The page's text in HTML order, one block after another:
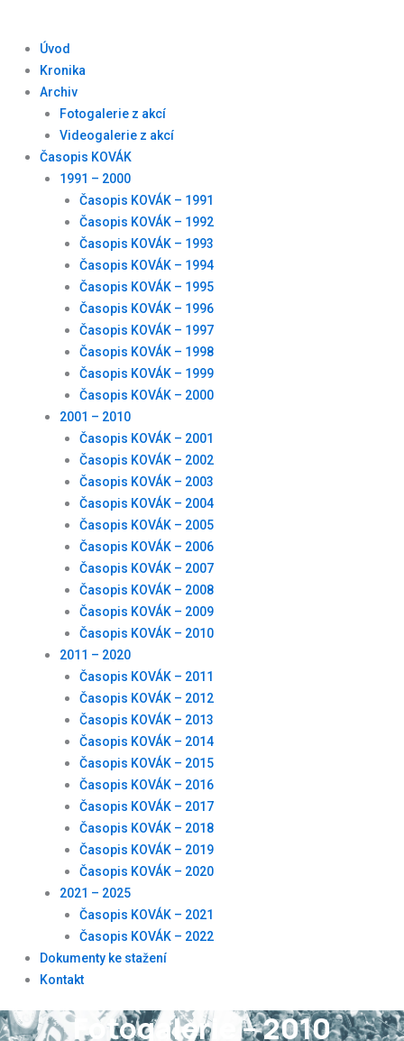
Úvod
Kronika
Archiv
Fotogalerie z akcí
Videogalerie z akcí
Časopis KOVÁK
1991 – 2000
Časopis KOVÁK – 1991
Časopis KOVÁK – 1992
Časopis KOVÁK – 1993
Časopis KOVÁK – 1994
Časopis KOVÁK – 1995
Časopis KOVÁK – 1996
Časopis KOVÁK – 1997
Časopis KOVÁK – 1998
Časopis KOVÁK – 1999
Časopis KOVÁK – 2000
2001 – 2010
Časopis KOVÁK – 2001
Časopis KOVÁK – 2002
Časopis KOVÁK – 2003
Časopis KOVÁK – 2004
Časopis KOVÁK – 2005
Časopis KOVÁK – 2006
Časopis KOVÁK – 2007
Časopis KOVÁK – 2008
Časopis KOVÁK – 2009
Časopis KOVÁK – 2010
2011 – 2020
Časopis KOVÁK – 2011
Časopis KOVÁK – 2012
Časopis KOVÁK – 2013
Časopis KOVÁK – 2014
Časopis KOVÁK – 2015
Časopis KOVÁK – 2016
Časopis KOVÁK – 2017
Časopis KOVÁK – 2018
Časopis KOVÁK – 2019
Časopis KOVÁK – 2020
2021 – 2025
Časopis KOVÁK – 2021
Časopis KOVÁK – 2022
Dokumenty ke stažení
Kontakt
Fotogalerie – 2010